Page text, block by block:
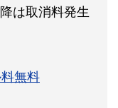
は取消料発生
無料